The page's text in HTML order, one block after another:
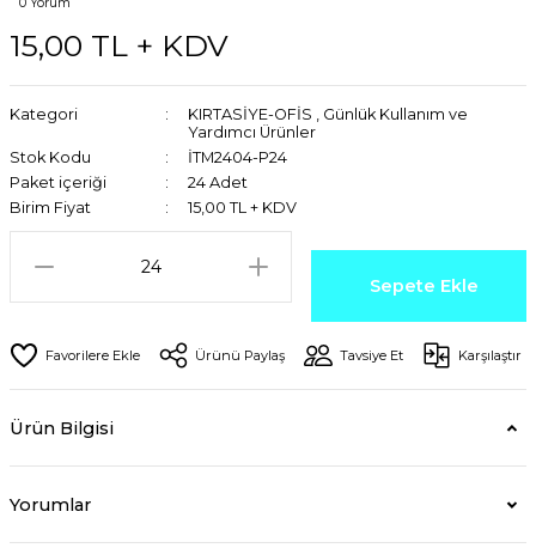
15,00 TL + KDV
Kategori KIRTASİYE-OFİS , Günlük Kullanım ve
Yardımcı Ürünler
Stok Kodu
İTM2404-P24
Paket içeriği
24 Adet
Birim Fiyat
15,00 TL + KDV
Sepete Ekle
Ürünü Paylaş Tavsiye Et Karşılaştır
Ürün Bilgisi
Yorumlar